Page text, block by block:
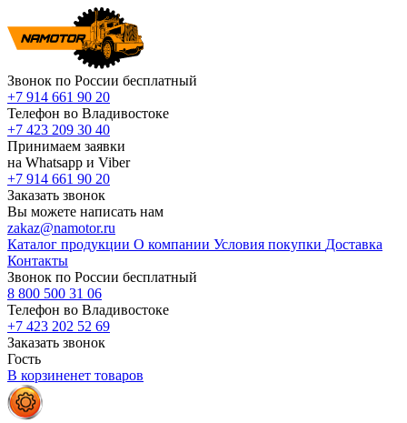
Звонок по России бесплатный
+7 914 661 90 20
Телефон во Владивостоке
+7 423 209 30 40
Принимаем заявки
на Whatsapp и Viber
+7 914 661 90 20
Заказать звонок
Вы можете написать нам
zakaz@namotor.ru
Каталог продукции О компании Условия покупки Доставка
Контакты
Звонок по России бесплатный
8 800 500 31 06
Телефон во Владивостоке
+7 423 202 52 69
Заказать звонок
Гость
В корзиненет товаров